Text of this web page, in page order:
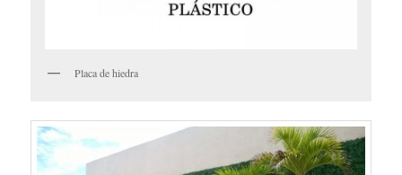
Placa de hiedra